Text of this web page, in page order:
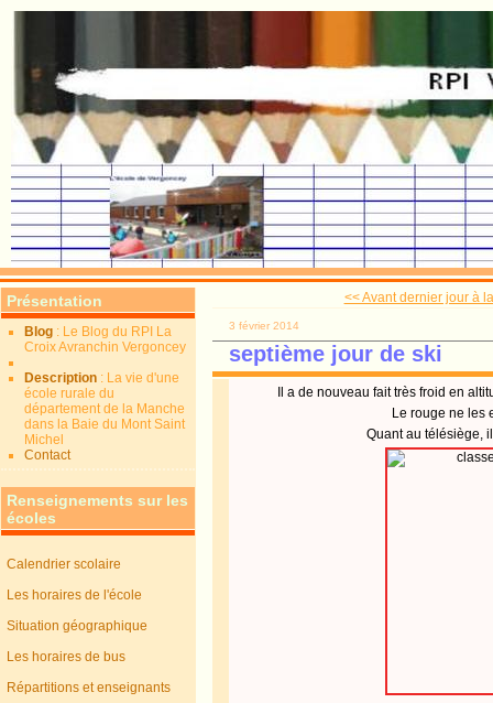
Présentation
Blog : Le Blog du RPI La
Croix Avranchin Vergoncey
Description : La vie d'une
école rurale du
département de la Manche
dans la Baie du Mont Saint
Michel
Contact
Renseignements sur les
écoles
Calendrier scolaire
Les horaires de l'école
Situation géographique
Les horaires de bus
Répartitions et enseignants
<< Avant dernier jour à
3 février 2014
septième jour de ski
Il a de nouveau fait très froid en
Le rouge ne les
Quant au télésiège,